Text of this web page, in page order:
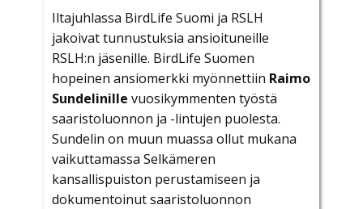
Iltajuhlassa BirdLife Suomi ja RSLH
jakoivat tunnustuksia ansioituneille
RSLH:n jäsenille. BirdLife Suomen
hopeinen ansiomerkki myönnettiin Raimo
Sundelinille vuosikymmenten työstä
saaristoluonnon ja -lintujen puolesta.
Sundelin on muun muassa ollut mukana
vaikuttamassa Selkämeren
kansallispuiston perustamiseen ja
dokumentoinut saaristoluonnon